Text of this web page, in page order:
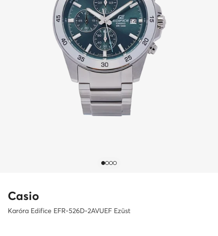
Casio
Karóra Edifice EFR-526D-2AVUEF Ezüst